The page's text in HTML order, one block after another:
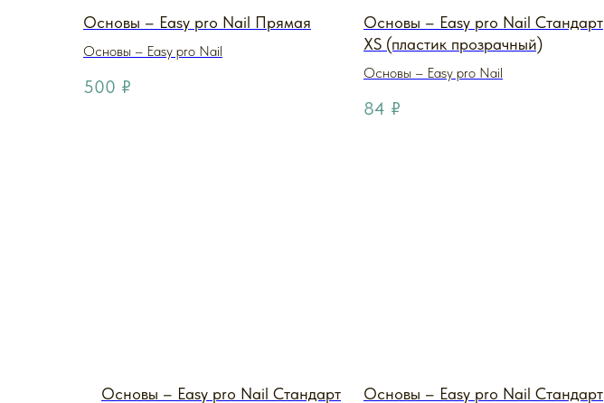
Основы – Easy pro Nail Прямая
Основы – Easy pro Nail
500 ₽
Основы – Easy pro Nail Стандарт
XS (пластик прозрачный)
Основы – Easy pro Nail
84 ₽
Основы – Easy pro Nail Стандарт Основы – Easy pro Nail Стандарт